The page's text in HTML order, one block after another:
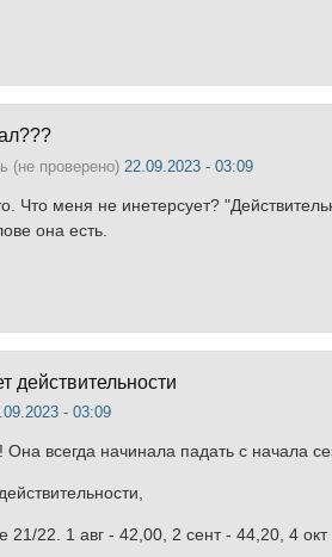
(не проверено) 22.09.2023 - 03:09
Что меня не инетерсует?
она есть.
действительности
- 03:09
всегда начинала падать с начала
21/22. 1 авг - 42,00, 2 сент - 44,20, 4